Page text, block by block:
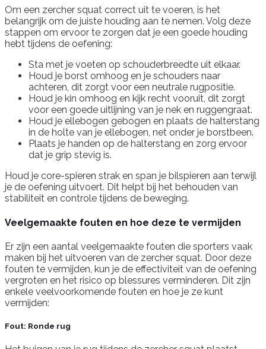
Om een zercher squat correct uit te voeren, is het
belangrijk om de juiste houding aan te nemen. Volg deze
stappen om ervoor te zorgen dat je een goede houding
hebt tijdens de oefening:
Sta met je voeten op schouderbreedte uit elkaar.
Houd je borst omhoog en je schouders naar
achteren, dit zorgt voor een neutrale rugpositie.
Houd je kin omhoog en kijk recht vooruit, dit zorgt
voor een goede uitlijning van je nek en ruggengraat.
Houd je ellebogen gebogen en plaats de halterstang
in de holte van je ellebogen, net onder je borstbeen.
Plaats je handen op de halterstang en zorg ervoor
dat je grip stevig is.
Houd je core-spieren strak en span je bilspieren aan terwijl
je de oefening uitvoert. Dit helpt bij het behouden van
stabiliteit en controle tijdens de beweging.
Veelgemaakte fouten en hoe deze te vermijden
Er zijn een aantal veelgemaakte fouten die sporters vaak
maken bij het uitvoeren van de zercher squat. Door deze
fouten te vermijden, kun je de effectiviteit van de oefening
vergroten en het risico op blessures verminderen. Dit zijn
enkele veelvoorkomende fouten en hoe je ze kunt
vermijden:
Fout: Ronde rug